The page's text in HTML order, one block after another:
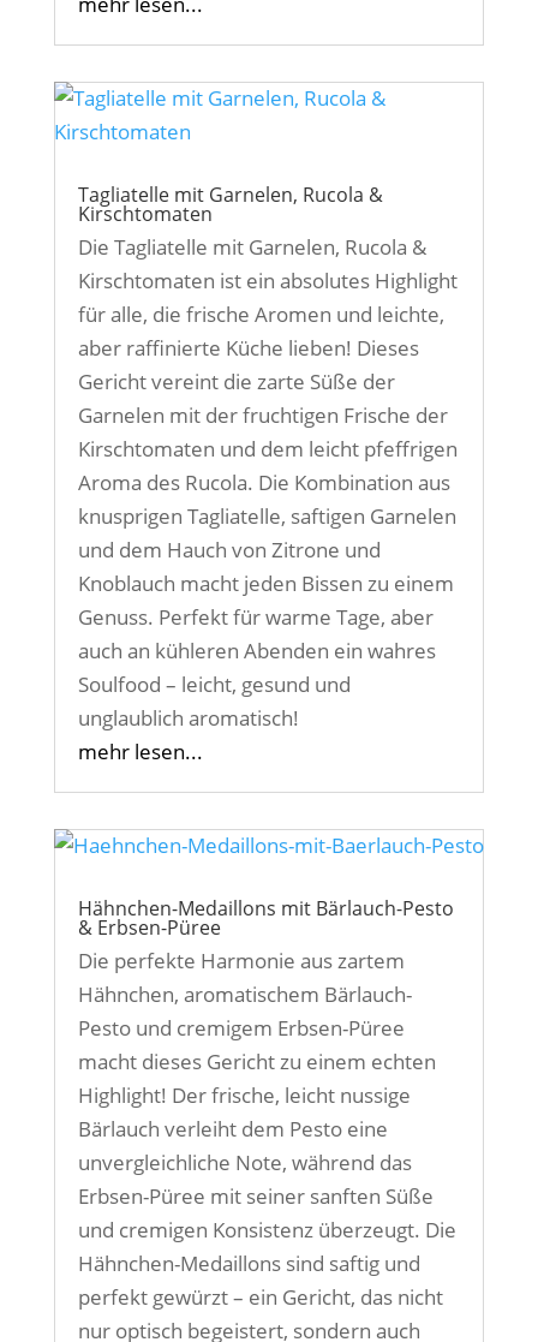
Tagliatelle mit Garnelen, Rucola &
Kirschtomaten
Die Tagliatelle mit Garnelen, Rucola &
Kirschtomaten ist ein absolutes Highlight
für alle, die frische Aromen und leichte,
aber raffinierte Küche lieben! Dieses
Gericht vereint die zarte Süße der
Garnelen mit der fruchtigen Frische der
Kirschtomaten und dem leicht pfeffrigen
Aroma des Rucola. Die Kombination aus
knusprigen Tagliatelle, saftigen Garnelen
und dem Hauch von Zitrone und
Knoblauch macht jeden Bissen zu einem
Genuss. Perfekt für warme Tage, aber
auch an kühleren Abenden ein wahres
Soulfood – leicht, gesund und
unglaublich aromatisch!
mehr lesen...
Hähnchen-Medaillons mit Bärlauch-Pesto
& Erbsen-Püree
Die perfekte Harmonie aus zartem
Hähnchen, aromatischem Bärlauch-
Pesto und cremigem Erbsen-Püree
macht dieses Gericht zu einem echten
Highlight! Der frische, leicht nussige
Bärlauch verleiht dem Pesto eine
unvergleichliche Note, während das
Erbsen-Püree mit seiner sanften Süße
und cremigen Konsistenz überzeugt. Die
Hähnchen-Medaillons sind saftig und
perfekt gewürzt – ein Gericht, das nicht
nur optisch begeistert, sondern auch